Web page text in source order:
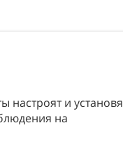
настроят и
на